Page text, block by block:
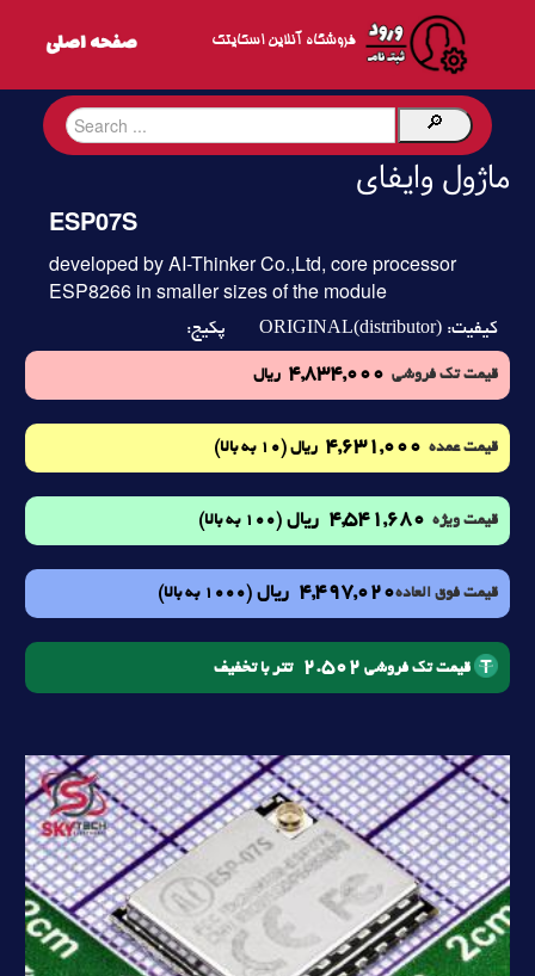
فروشگاه آنلاین اسکایتک
ماژول وایفای
ESP07S
developed by AI-Thinker Co.,Ltd, core processor
ESP8266 in smaller sizes of the module
کیفیت: ORIGINAL(distributor) پکیج:
قیمت تک فروشی 4,834,000 ریال
قیمت عمده 4,631,000 ریال (10 به بالا)
قیمت ویژه 4,541,680 ریال (100 به بالا)
قیمت فوق العاده4,497,020 ریال (1000 به بالا)
قیمت تک فروشی 2.502 تتر با تخفیف